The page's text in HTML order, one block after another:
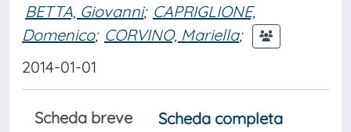
BETTA, Giovanni; CAPRIGLIONE,
Domenico; CORVINO, Mariella;
2014-01-01
Scheda breve
Scheda completa